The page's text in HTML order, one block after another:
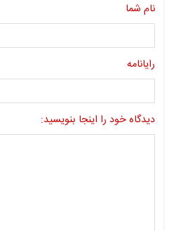
نام شما
رایانامه
دیدگاه خود را اینجا بنویسید: